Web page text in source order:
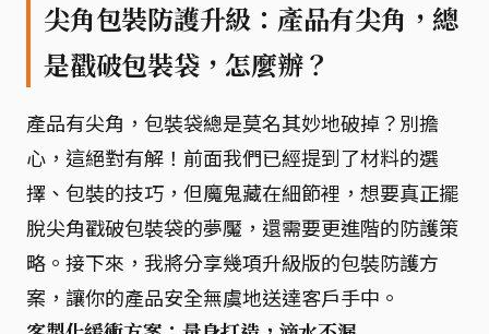
尖角包裝防護升級：產品有尖角，總
是戳破包裝袋，怎麼辦？
產品有尖角，包裝袋總是莫名其妙地破掉？別擔
心，這絕對有解！前面我們已經提到了材料的選
擇、包裝的技巧，但魔鬼藏在細節裡，想要真正擺
脫尖角戳破包裝袋的夢魘，還需要更進階的防護策
略。接下來，我將分享幾項升級版的包裝防護方
案，讓你的產品安全無虞地送達客戶手中。